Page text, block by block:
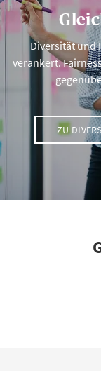
Diversität und
verankert.
ZU